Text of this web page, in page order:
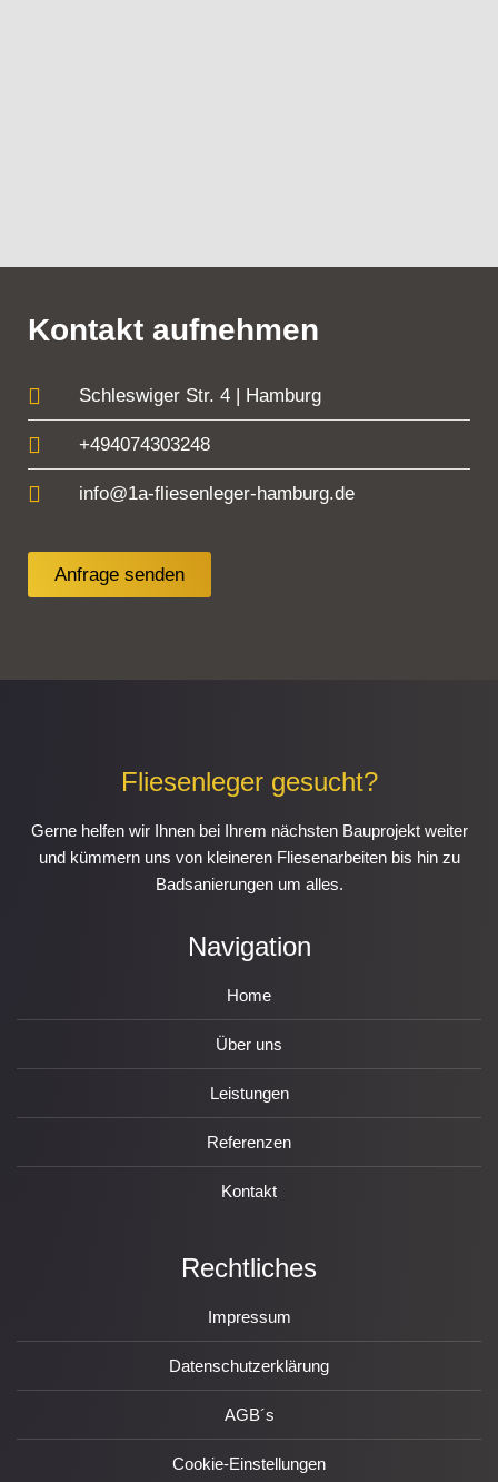
Kontakt aufnehmen
Schleswiger Str. 4 | Hamburg
+494074303248
info@1a-fliesenleger-hamburg.de
Anfrage senden
Fliesenleger gesucht?
Gerne helfen wir Ihnen bei Ihrem nächsten Bauprojekt weiter
und kümmern uns von kleineren Fliesenarbeiten bis hin zu
Badsanierungen um alles.
Navigation
Home
Über uns
Leistungen
Referenzen
Kontakt
Rechtliches
Impressum
Datenschutzerklärung
AGB´s
Cookie-Einstellungen